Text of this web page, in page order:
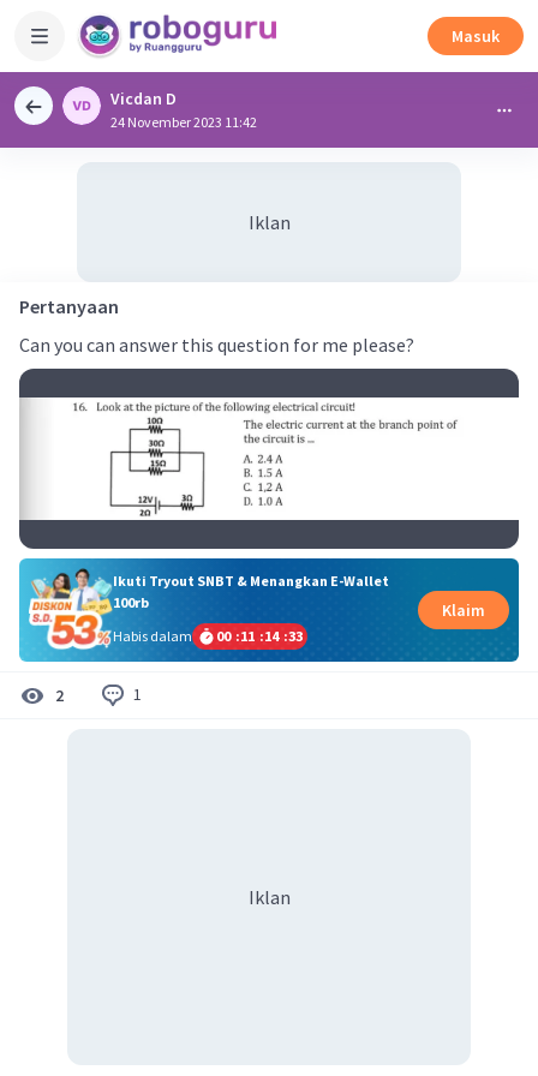
Masuk
Vicdan D
24 November 2023 11:42
Iklan
Pertanyaan
Can you can answer this question for me please?
Ikuti Tryout SNBT & Menangkan E-Wallet
100rb
Habis dalam
00 :11 :14 :33
Klaim
2 1
Iklan